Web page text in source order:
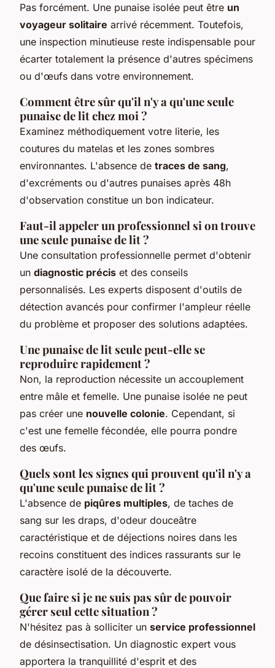
Pas forcément. Une punaise isolée peut être un
voyageur solitaire arrivé récemment. Toutefois,
une inspection minutieuse reste indispensable pour
écarter totalement la présence d'autres spécimens
ou d'œufs dans votre environnement.
Comment être sûr qu'il n'y a qu'une seule
punaise de lit chez moi ?
Examinez méthodiquement votre literie, les
coutures du matelas et les zones sombres
environnantes. L'absence de traces de sang,
d'excréments ou d'autres punaises après 48h
d'observation constitue un bon indicateur.
Faut-il appeler un professionnel si on trouve
une seule punaise de lit ?
Une consultation professionnelle permet d'obtenir
un diagnostic précis et des conseils
personnalisés. Les experts disposent d'outils de
détection avancés pour confirmer l'ampleur réelle
du problème et proposer des solutions adaptées.
Une punaise de lit seule peut-elle se
reproduire rapidement ?
Non, la reproduction nécessite un accouplement
entre mâle et femelle. Une punaise isolée ne peut
pas créer une nouvelle colonie. Cependant, si
c'est une femelle fécondée, elle pourra pondre
des œufs.
Quels sont les signes qui prouvent qu'il n'y a
qu'une seule punaise de lit ?
L'absence de piqûres multiples, de taches de
sang sur les draps, d'odeur douceâtre
caractéristique et de déjections noires dans les
recoins constituent des indices rassurants sur le
caractère isolé de la découverte.
Que faire si je ne suis pas sûr de pouvoir
gérer seul cette situation ?
N'hésitez pas à solliciter un service professionnel
de désinsectisation. Un diagnostic expert vous
apportera la tranquillité d'esprit et des